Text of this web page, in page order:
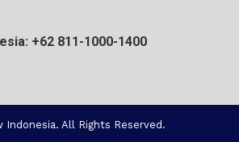
+62 811-1000-1400
All Rights Reserved.